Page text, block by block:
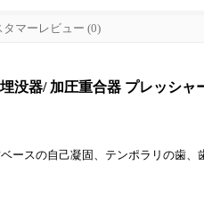
タマーレビュー (0)
没器/ 加圧重合器 プレッシャ
ースの自己凝固、テンポラリの歯